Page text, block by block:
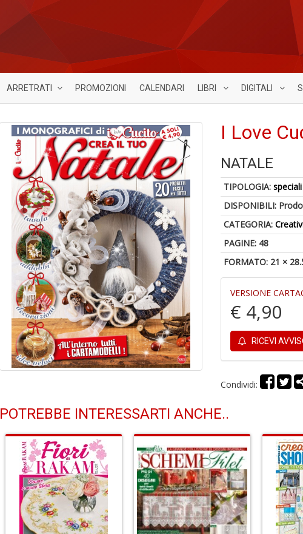
ARRETRATI PROMOZIONI CALENDARI LIBRI DIGITALI
I Love
NATALE
TIPOLOGIA:speciali
DISPONIBILI:
CATEGORIA:
PAGINE: 48
FORMATO: 21 ×
VERSIONE
€ 4,90
RICEVI
Condividi:
POTREBBE INTERESSARTI ANCHE..